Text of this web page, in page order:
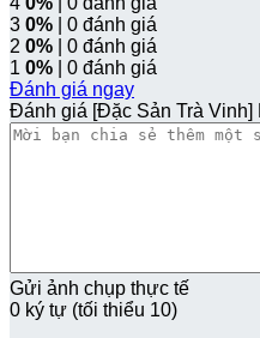
3 0% | 0 đánh giá
2 0% | 0 đánh giá
1 0% | 0 đánh giá
Đánh giá ngay
Đánh giá [Đặc Sản Trà Vinh]
Gửi ảnh chụp thực tế
0 ký tự (tối thiểu 10)